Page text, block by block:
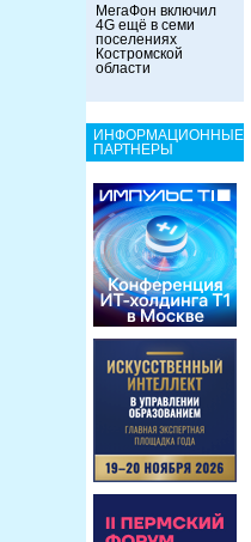
МегаФон включил
4G ещё в семи
поселениях
Костромской
области
ИНФОРМАЦИОННЫЕ
ПАРТНЕРЫ